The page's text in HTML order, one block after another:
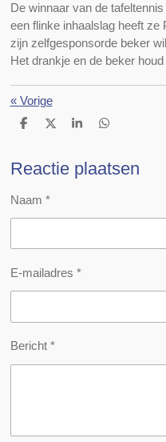
De winnaar van de
een flinke inhaalslag heeft ze
zijn zelfgesponsorde beker
Het drankje en de beker houd
« Vorige
D
e
n
D
l
S
r
e
D
e
n
Reactie plaatsen
Naam *
E-mailadres *
Bericht *